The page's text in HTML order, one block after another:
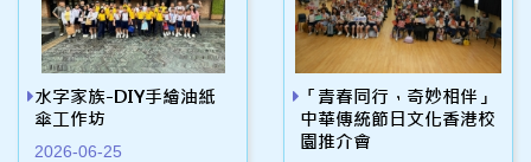
水字家族-DIY手繪油紙
傘工作坊
2026-06-25
「青春同行，奇妙相伴」
中華傳統節日文化香港校
園推介會